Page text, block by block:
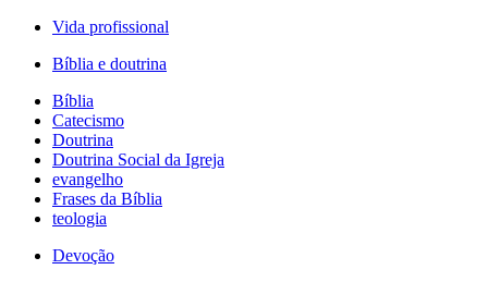
Vida profissional
Bíblia e doutrina
Bíblia
Catecismo
Doutrina
Doutrina Social da Igreja
evangelho
Frases da Bíblia
teologia
Devoção